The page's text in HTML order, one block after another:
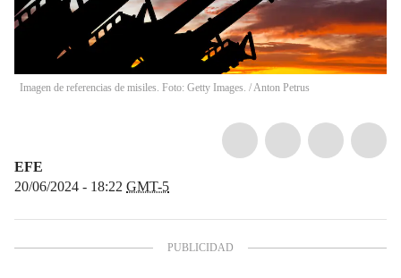
Imagen de referencias de misiles. Foto: Getty Images. /Anton Petrus
EFE
20/06/2024 - 18:22 GMT-5